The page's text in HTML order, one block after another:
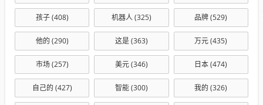
孩子(408) 机器人(325) 品牌(529)
他的 (290) 这是(363) 万元(435)
市场(257) 美元(346) 日本(474)
自己的 (427) 智能(300) 我的 (326)